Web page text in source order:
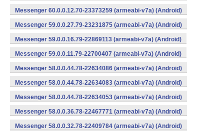
Messenger 60.0.0.12.70-23373259 (armeabi-v7a) (Android)
Messenger 59.0.0.27.79-23231875 (armeabi-v7a) (Android)
Messenger 59.0.0.16.79-22869113 (armeabi-v7a) (Android)
Messenger 59.0.0.11.79-22700407 (armeabi-v7a) (Android)
Messenger 58.0.0.44.78-22634086 (armeabi-v7a) (Android)
Messenger 58.0.0.44.78-22634083 (armeabi-v7a) (Android)
Messenger 58.0.0.44.78-22634053 (armeabi-v7a) (Android)
Messenger 58.0.0.36.78-22467771 (armeabi-v7a) (Android)
Messenger 58.0.0.32.78-22409784 (armeabi-v7a) (Android)